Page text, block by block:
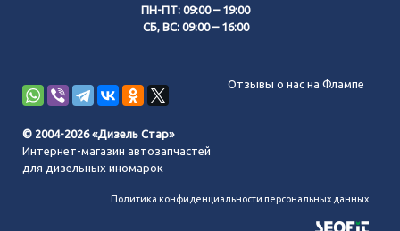
ПН-ПТ: 09:00 – 19:00
СБ, ВС: 09:00 – 16:00
Отзывы о нас на Флампе
© 2004-2026 «Дизель Стар»
Интернет-магазин автозапчастей
для дизельных иномарок
Политика конфиденциальности персональных данных